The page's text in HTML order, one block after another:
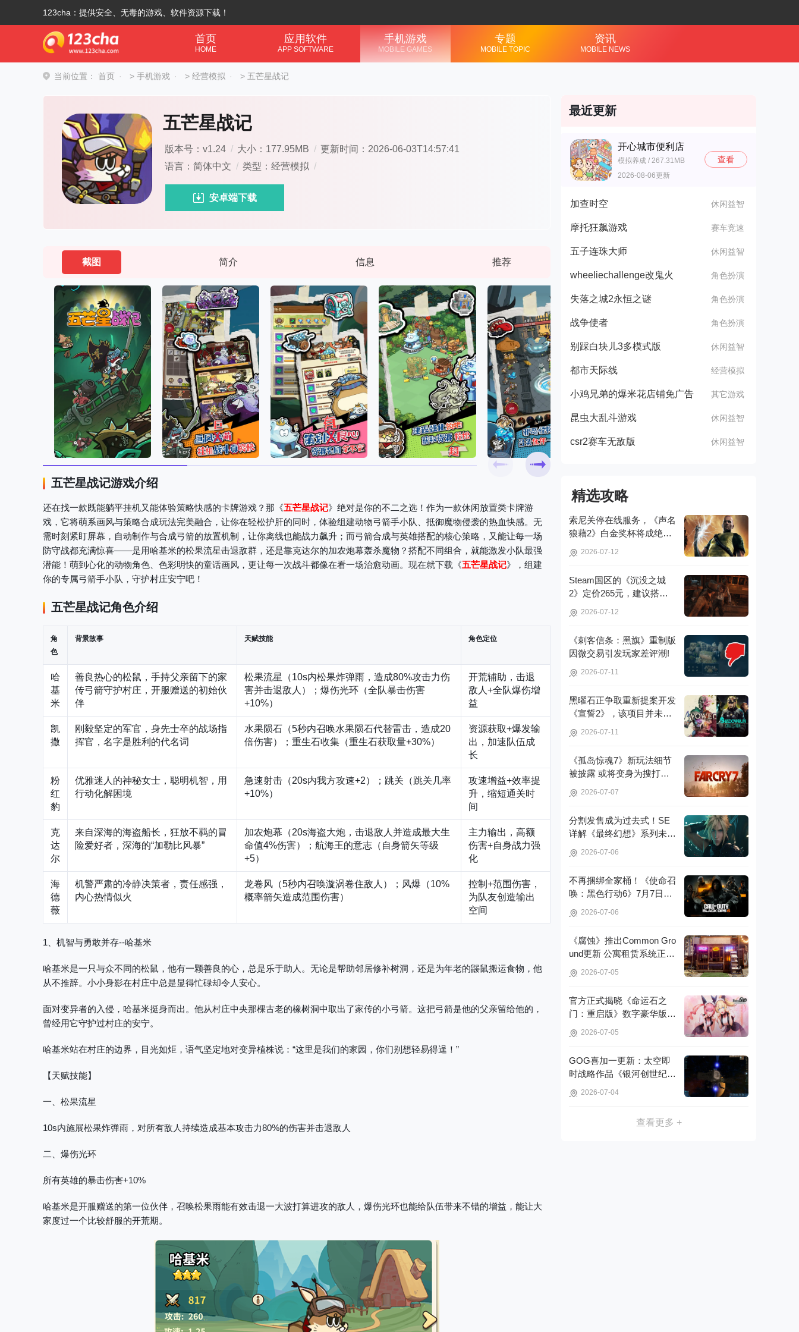
123cha：提供安全、无毒的游戏、软件资源下载！
首页
HOME
应用软件
APP SOFTWARE
手机游戏
MOBILE GAMES
专题
MOBILE TOPIC
资讯
MOBILE NEWS
当前位置： 首页 > 手机游戏 > 经营模拟 > 五芒星战记
五芒星战记
版本号：v1.24 / 大小：177.95MB / 更新时间：2026-06-03T14:57:41
语言：简体中文 / 类型：经营模拟 /
安卓端下载
截图 简介 信息 推荐
五芒星战记游戏介绍
还在找一款既能躺平挂机又能体验策略快感的卡牌游戏？那《五芒星战记》绝对是你的不二之选！作为一款休闲放置类卡牌游
戏，它将萌系画风与策略合成玩法完美融合，让你在轻松护肝的同时，体验组建动物弓箭手小队、抵御魔物侵袭的热血快感。无
需时刻紧盯屏幕，自动制作与合成弓箭的放置机制，让你离线也能战力飙升；而弓箭合成与英雄搭配的核心策略，又能让每一场
防守战都充满惊喜——是用哈基米的松果流星击退敌群，还是靠克达尔的加农炮幕轰杀魔物？搭配不同组合，就能激发小队最强
潜能！萌到心化的动物角色、色彩明快的童话画风，更让每一次战斗都像在看一场治愈动画。现在就下载《五芒星战记》，组建
你的专属弓箭手小队，守护村庄安宁吧！
五芒星战记角色介绍
角
色
背景故事 天赋技能 角色定位
哈
基
米
善良热心的松鼠，手持父亲留下的家
传弓箭守护村庄，开服赠送的初始伙
伴
松果流星（10s内松果炸弹雨，造成80%攻击力伤
害并击退敌人）；爆伤光环（全队暴击伤害
+10%）
开荒辅助，击退
敌人+全队爆伤增
益
凯
撒
刚毅坚定的军官，身先士卒的战场指
挥官，名字是胜利的代名词
水果陨石（5秒内召唤水果陨石代替雷击，造成20
倍伤害）；重生石收集（重生石获取量+30%）
资源获取+爆发输
出，加速队伍成
长
粉
红
豹
优雅迷人的神秘女士，聪明机智，用
行动化解困境
急速射击（20s内我方攻速+2）；跳关（跳关几率
+10%）
攻速增益+效率提
升，缩短通关时
间
克
达
尔
来自深海的海盗船长，狂放不羁的冒
险爱好者，深海的“加勒比风暴”
加农炮幕（20s海盗大炮，击退敌人并造成最大生
命值4%伤害）；航海王的意志（自身箭矢等级
+5）
主力输出，高额
伤害+自身战力强
化
海
德
薇
机警严肃的冷静决策者，责任感强，
内心热情似火
龙卷风（5秒内召唤漩涡卷住敌人）；风爆（10%
概率箭矢造成范围伤害）
控制+范围伤害，
为队友创造输出
空间
1、机智与勇敢并存--哈基米
哈基米是一只与众不同的松鼠，他有一颗善良的心，总是乐于助人。无论是帮助邻居修补树洞，还是为年老的鼹鼠搬运食物，他
从不推辞。小小身影在村庄中总是显得忙碌却令人安心。
面对变异者的入侵，哈基米挺身而出。他从村庄中央那棵古老的橡树洞中取出了家传的小弓箭。这把弓箭是他的父亲留给他的，
曾经用它守护过村庄的安宁。
哈基米站在村庄的边界，目光如炬，语气坚定地对变异植株说 ：“这里是我们的家园，你们别想轻易得逞！”
【天赋技能】
一、松果流星
10s内施展松果炸弹雨，对所有敌人持续造成基本攻击力80%的伤害并击退敌人
二、爆伤光环
所有英雄的暴击伤害+10%
哈基米是开服赠送的第一位伙伴，召唤松果雨能有效击退一大波打算进攻的敌人，爆伤光环也能给队伍带来不错的增益，能让大
家度过一个比较舒服的开荒期。
最近更新
开心城市便利店
模拟养成 / 267.31MB
2026-08-06更新
查看
加查时空 休闲益智
摩托狂飙游戏 赛车竞速
五子连珠大师 休闲益智
wheeliechallenge改鬼火 角色扮演
失落之城2永恒之谜 角色扮演
战争使者 角色扮演
别踩白块儿3多模式版 休闲益智
都市天际线 经营模拟
小鸡兄弟的爆米花店铺免广告 其它游戏
昆虫大乱斗游戏 休闲益智
csr2赛车无敌版 休闲益智
精选攻略
索尼关停在线服务，《声名
狼藉2》白金奖杯将成绝
2026-07-12
Steam国区的《沉没之城
2》定价265元，建议搭配4
2026-07-12
《刺客信条：黑旗》重制版
因微交易引发玩家差评潮!
2026-07-11
黑曜石正争取重新提案开发
《宣誓2》，该项目并未彻
2026-07-11
《孤岛惊魂7》新玩法细节
被披露 或将变身为搜打撤
2026-07-07
分割发售成为过去式！SE
详解《最终幻想》系列未来
2026-07-06
不再捆绑全家桶！《使命召
唤：黑色行动6》7月7日起
2026-07-06
《腐蚀》推出Common Gro
und更新 公寓租赁系统正式
2026-07-05
官方正式揭晓《命运石之
门：重启版》数字豪华版的
2026-07-05
GOG喜加一更新：太空即
时战略作品《银河创世纪：
2026-07-04
查看更多 +